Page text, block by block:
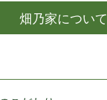
畑乃家について